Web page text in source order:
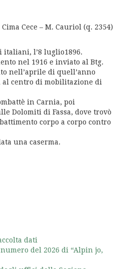
Cece – M. Cauriol (q. 2354)
italiani, l’8 luglio1896.
nel 1916 e inviato al Btg.
nell’aprile di quell’anno
al centro di mobilitazione di
in Carnia, poi
Dolomiti di Fassa, dove trovò
corpo a corpo contro
una caserma.
dati
del 2026 di “Alpin jo,